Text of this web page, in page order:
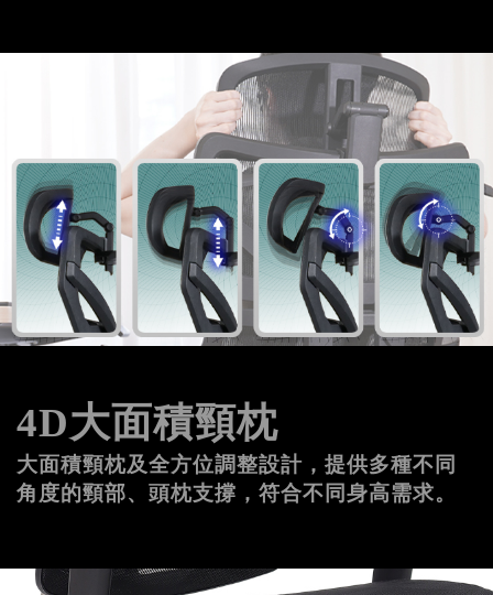
4D大面積頸枕
大面積頸枕及全方位調整設計，提供多種不同
角度的頸部、頭枕支撐，符合不同身高需求。